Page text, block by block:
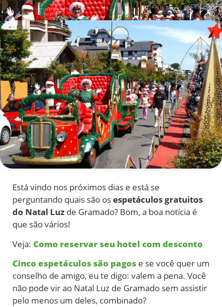
Está vindo nos próximos dias e está se
perguntando quais são osespetáculos gratuitos
do Natal Luz de Gramado? Bom, a boa notícia é
que são vários!
Veja: Como reservar seu hotel com desconto
Cinco espetáculos são pagos e se você quer um
conselho de amigo, eu te digo: valem a pena. Você
não pode vir ao Natal Luz de Gramado sem assistir
pelo menos um deles, combinado?